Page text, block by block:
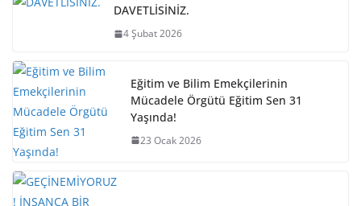
DAVETLİSİNİZ.
4 Şubat 2026
Eğitim ve Bilim Emekçilerinin
Mücadele Örgütü Eğitim Sen 31
Yaşında!
23 Ocak 2026